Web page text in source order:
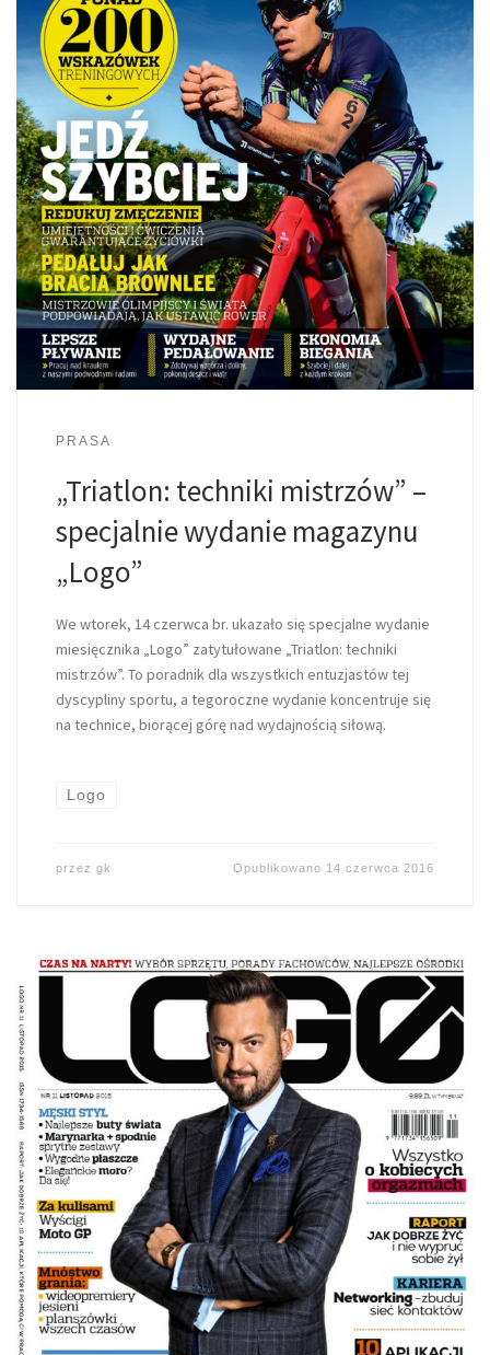
PRASA
„Triatlon: techniki mistrzów” –
specjalnie wydanie magazynu
„Logo”
We wtorek, 14 czerwca br. ukazało się specjalne wydanie
miesięcznika „Logo” zatytułowane „Triatlon: techniki
mistrzów”. To poradnik dla wszystkich entuzjastów tej
dyscypliny sportu, a tegoroczne wydanie koncentruje się
na technice, biorącej górę nad wydajnością siłową.
Logo
przez gk Opublikowano 14 czerwca 2016